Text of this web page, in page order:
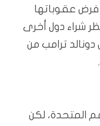
فرض عقوباتها
شراء دول أخرى
ترامب من
المتحدة، لكن